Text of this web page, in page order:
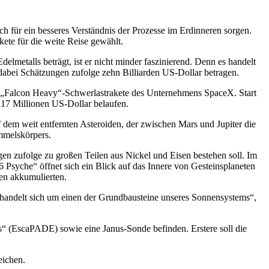
ein besseres Verständnis der Prozesse im Erdinneren sorgen.
für die weite Reise gewählt.
beträgt, ist er nicht minder faszinierend. Denn es handelt
Schätzungen zufolge zehn Billiarden US-Dollar betragen.
Heavy“-Schwerlastrakete des Unternehmens SpaceX. Start
Millionen US-Dollar belaufen.
weit entfernten Asteroiden, der zwischen Mars und Jupiter die
zufolge zu großen Teilen aus Nickel und Eisen bestehen soll. Im
öffnet sich ein Blick auf das Innere von Gesteinsplaneten
akkumulierten.
sich um einen der Grundbausteine unseres Sonnensystems“,
(EscaPADE) sowie eine Janus-Sonde befinden. Erstere soll die